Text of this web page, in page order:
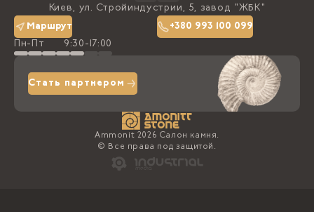
Политика конфиденциальности
Доставка та оплата
Киев, ул. Стройиндустрии, 5, завод "ЖБК"
Маршрут
+380 993 100 099
Пн-Пт
9:30-17:00
Стать партнером
Ammonit 2026 Салон камня.
© Все права под защитой.